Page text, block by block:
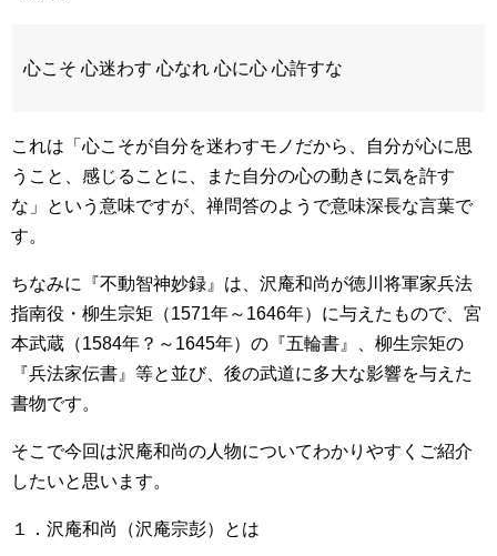
心こそ 心迷わす 心なれ 心に心 心許すな
これは「心こそが自分を迷わすモノだから、自分が心に思
うこと、感じることに、また自分の心の動きに気を許す
な」という意味ですが、禅問答のようで意味深長な言葉で
す。
ちなみに『 不動智神妙録』は、沢庵和尚が徳川将軍家兵法
指南役・柳生宗矩（1571年～1646年）に与えたもので、宮
本武蔵（1584年？～1645年）の『五輪書』、柳生宗矩の
『兵法家伝書』等と並び、後の武道に多大な影響を与えた
書物です。
そこで今回は沢庵和尚の人物についてわかりやすくご紹介
したいと思います。
１．沢庵和尚（沢庵宗彭）とは